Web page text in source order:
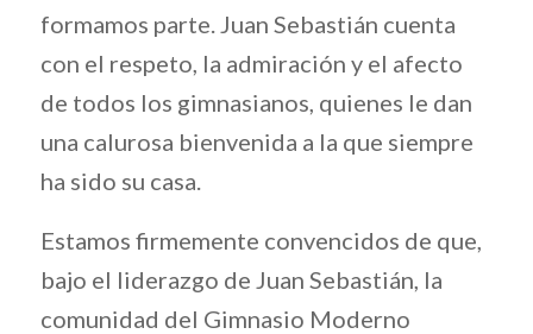
formamos parte. Juan Sebastián cuenta
con el respeto, la admiración y el afecto
de todos los gimnasianos, quienes le dan
una calurosa bienvenida a la que siempre
ha sido su casa.
Estamos firmemente convencidos de que,
bajo el liderazgo de Juan Sebastián, la
comunidad del Gimnasio Moderno